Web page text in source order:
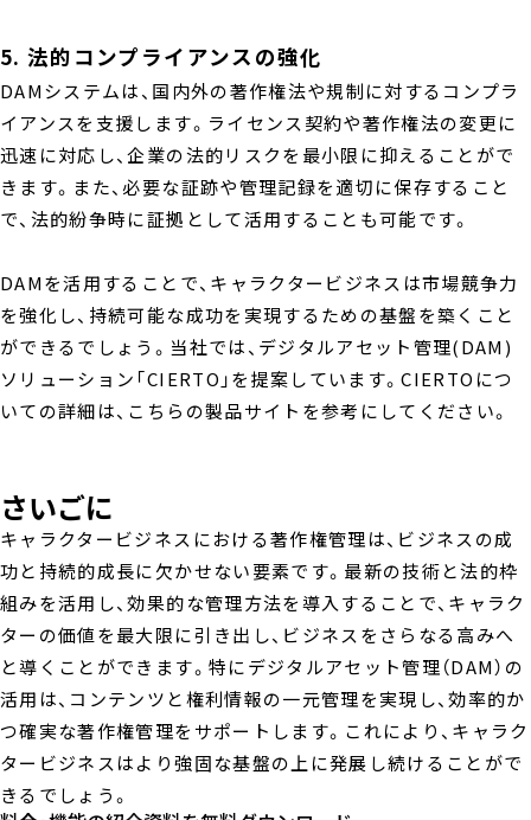
5. 法的コンプライアンスの強化
DAMシステムは、国内外の著作権法や規制に対するコンプラ
イアンスを支援します。ライセンス契約や著作権法の変更に
迅速に対応し、企業の法的リスクを最小限に抑えることがで
きます。また、必要な証跡や管理記録を適切に保存すること
で、法的紛争時に証拠として活用することも可能です。
DAMを活用することで、キャラクタービジネスは市場競争力
を強化し、持続可能な成功を実現するための基盤を築くこと
ができるでしょう。当社では、デジタルアセット管理(DAM)
ソリューション「CIERTO」を提案しています。CIERTOにつ
いての詳細は、こちらの製品サイト を参考にしてください。
さいごに
キャラクタービジネスにおける著作権管理は、ビジネスの成
功と持続的成長に欠かせない要素です。最新の技術と法的枠
組みを活用し、効果的な管理方法を導入することで、キャラク
ターの価値を最大限に引き出し、ビジネスをさらなる高みへ
と導くことができます。特にデジタルアセット管理（DAM）の
活用は、コンテンツと権利情報の一元管理を実現し、効率的か
つ確実な著作権管理をサポートします。これにより、キャラク
タービジネスはより強固な基盤の上に発展し続けることがで
きるでしょう。